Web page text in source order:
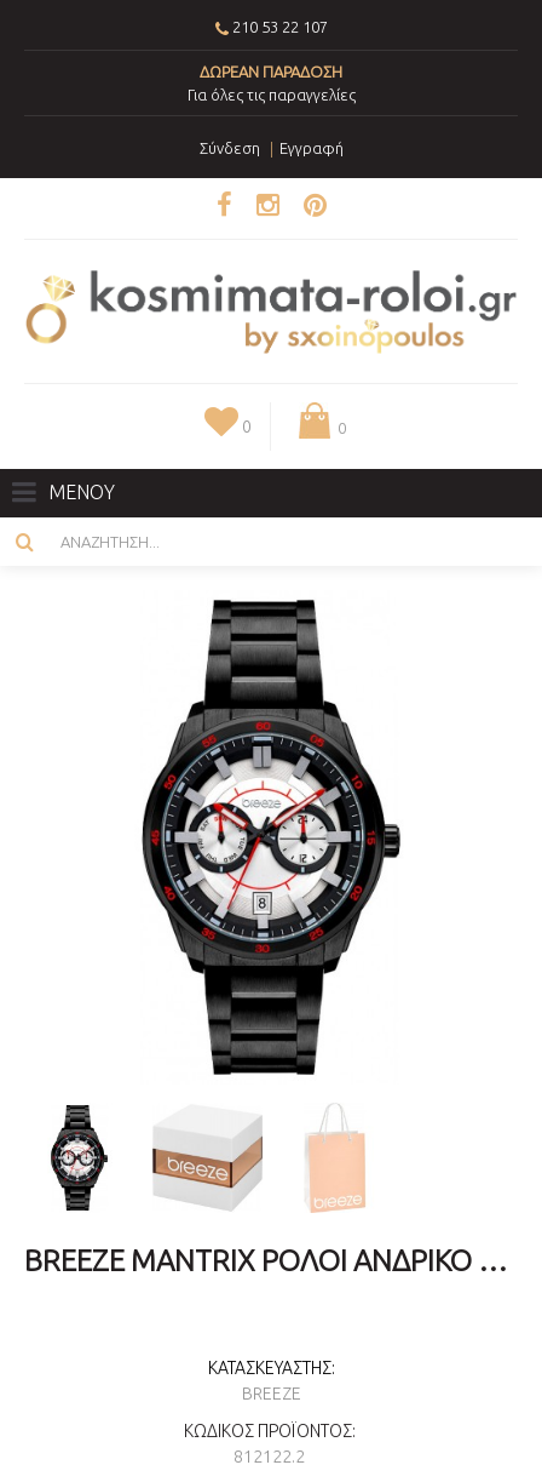
210 53 22 107
ΔΩΡΕΑΝ ΠΑΡΑΔΟΣΗ
Για όλες τις παραγγελίες
Σύνδεση Εγγραφή
0 0
ΜΕΝΟΥ
BREEZE MANTRIX ΡΌΛΟΙ ΑΝΔΡΙΚΌ ΜΑΎΡΟ ΑΝΟΞΕΊΔΩΤΟ ΑΤΣΆΛΙ ΜΠΡΑΣΕΛΈ 812122.2
ΚΑΤΑΣΚΕΥΑΣΤΉΣ:
BREEZE
ΚΩΔΙΚΌΣ ΠΡΟΪΌΝΤΟΣ:
812122.2